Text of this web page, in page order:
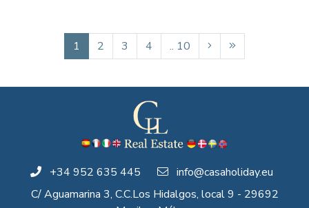
1 2 3 4 .. 10
+34 952 635 445
info@casaholiday.eu
C/ Aguamarina 3, C.C.Los Hidalgos, local 9 - 29692